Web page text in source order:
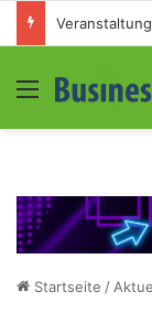
Menü
Startseite /